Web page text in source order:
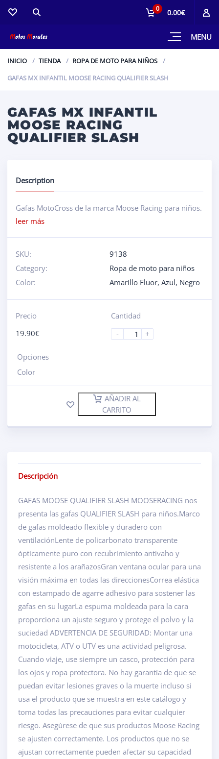
MENU
0 0.00€
INICIO TIENDA
ROPA DE MOTO PARA NIÑOS
GAFAS MX INFANTIL MOOSE RACING QUALIFIER SLASH
GAFAS MX INFANTIL
MOOSE RACING
QUALIFIER SLASH
Description
Gafas MotoCross de la marca Moose Racing para niños.
leer más
SKU:
9138
Category:
Ropa de moto para niños
Color:
Amarillo Fluor, Azul, Negro
Precio
19.90€
Cantidad
-
+
Opciones
Color
AÑADIR AL
CARRITO
Descripción
GAFAS MOOSE QUALIFIER SLASH MOOSERACING nos
presenta las gafas QUALIFIER SLASH para niños.Marco
de gafas moldeado flexible y duradero con
ventilaciónLente de policarbonato transparente
ópticamente puro con recubrimiento antivaho y
resistente a los arañazosGran ventana ocular para una
visión máxima en todas las direccionesCorrea elástica
con estampado de agarre adhesivo para sostener las
gafas en su lugarLa espuma moldeada para la cara
proporciona un ajuste seguro y protege el polvo y la
suciedad ADVERTENCIA DE SEGURIDAD: Montar una
motocicleta, ATV o UTV es una actividad peligrosa.
Cuando viaje, use siempre un casco, protección para
los ojos y ropa protectora. No hay garantía de que se
puedan evitar lesiones graves o la muerte incluso si
usa el producto que se muestra en este catálogo y
toma todas las precauciones para evitar cualquier
riesgo. Asegúrese de que sus productos Moose Racing
se ajusten correctamente. Los productos que no se
ajustan correctamente pueden afectar su capacidad